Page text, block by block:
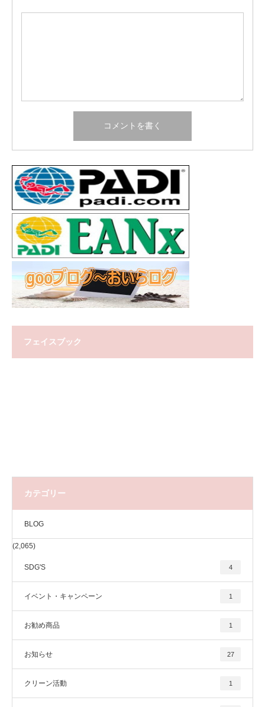
フェイスブック
カテゴリー
BLOG
(2,065)
SDG'S 4
イベント・キャンペーン 1
お勧め商品 1
お知らせ 27
クリーン活動 1